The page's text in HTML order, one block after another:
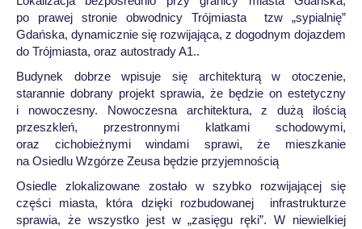
po prawej stronie obwodnicy Trójmiasta tzw „sypialnię”
Gdańska, dynamicznie się rozwijająca, z dogodnym dojazdem
do Trójmiasta, oraz autostrady A1..
Budynek dobrze wpisuje się architekturą w otoczenie,
starannie dobrany projekt sprawia, że będzie on estetyczny
i nowoczesny. Nowoczesna architektura, z dużą ilością
przeszkleń, przestronnymi klatkami schodowymi,
oraz cichobieżnymi windami sprawi, że mieszkanie
na Osiedlu Wzgórze Zeusa będzie przyjemnością
Osiedle zlokalizowane zostało w szybko rozwijającej się
części miasta, która dzięki rozbudowanej infrastrukturze
sprawia, że wszystko jest w „zasięgu ręki”. W niewielkiej